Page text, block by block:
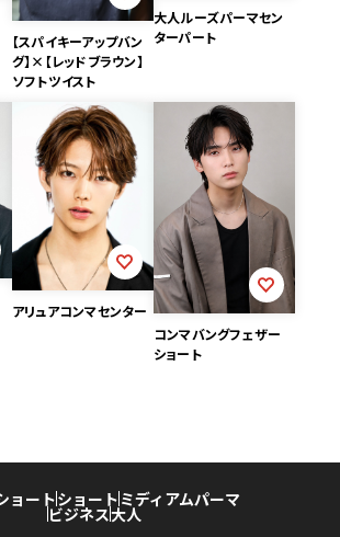
【スパイキーアップバン
グ】×【レッドブラウン】
ソフトツイスト
大人ルーズパーマセン
ターパート
アリュアコンマセンター
コンマバングフェザー
ショート
ョートショート ミディアムパーマ
ビジネス大人